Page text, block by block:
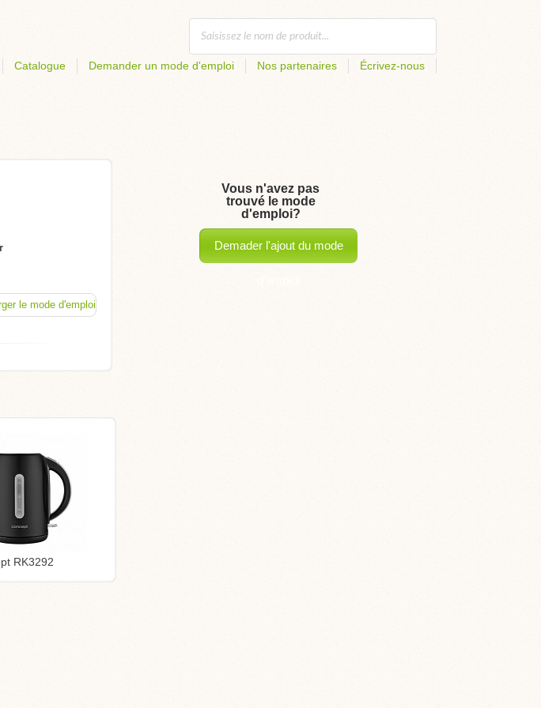
Catalogue Demander un mode d'emploi Nos partenaires Écrivez-nous
le mode d'emploi
RK3292
Vous n'avez pas
trouvé le mode
d'emploi?
Demader l'ajout du mode